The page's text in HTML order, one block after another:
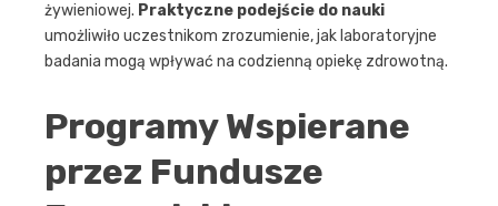
żywieniowej. Praktyczne podejście do nauki
umożliwiło uczestnikom zrozumienie, jak laboratoryjne
badania mogą wpływać na codzienną opiekę zdrowotną.
Programy Wspierane
przez Fundusze